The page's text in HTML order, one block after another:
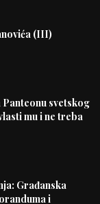
(III)
Panteonu svetskog
mu i ne treba
Građanska
i